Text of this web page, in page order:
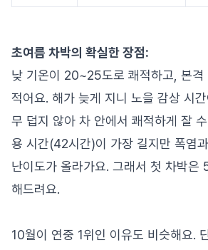
초여름 차박의 확실한 장점:
낮 기온이 20~25도로 쾌적하고, 본격
적어요. 해가 늦게 지니 노을 감상 시
무 덥지 않아 차 안에서 쾌적하게 잘
용 시간(42시간)이 가장 길지만 폭염
난이도가 올라가요. 그래서 첫 차박은
해드려요.
10월이 연중 1위인 이유도 비슷해요.